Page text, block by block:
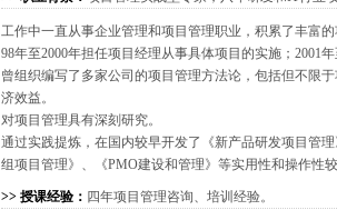
工作中一直从事企业管理和项目管理职业，积累了丰富的
98年至2000年担任项目经理从事具体项目的实施；2001
曾组织编写了多家公司的项目管理方法论，包括但不限
济效益。
对项目管理具有深刻研究。
通过实践提炼，在国内较早开发了《新产品研发项目管
组项目管理》、《PMO建设和管理》等实用性和操作性较
>> 授课经验： 四年项目管理咨询、培训经验。